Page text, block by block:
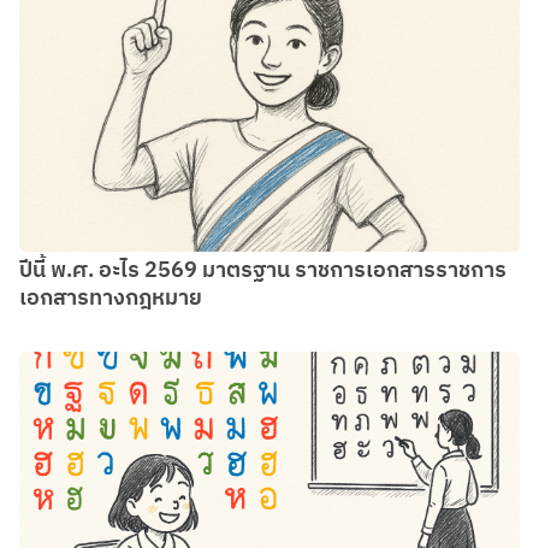
ปีนี้ พ.ศ. อะไร 2569 มาตรฐาน ราชการเอกสารราชการ
เอกสารทางกฎหมาย